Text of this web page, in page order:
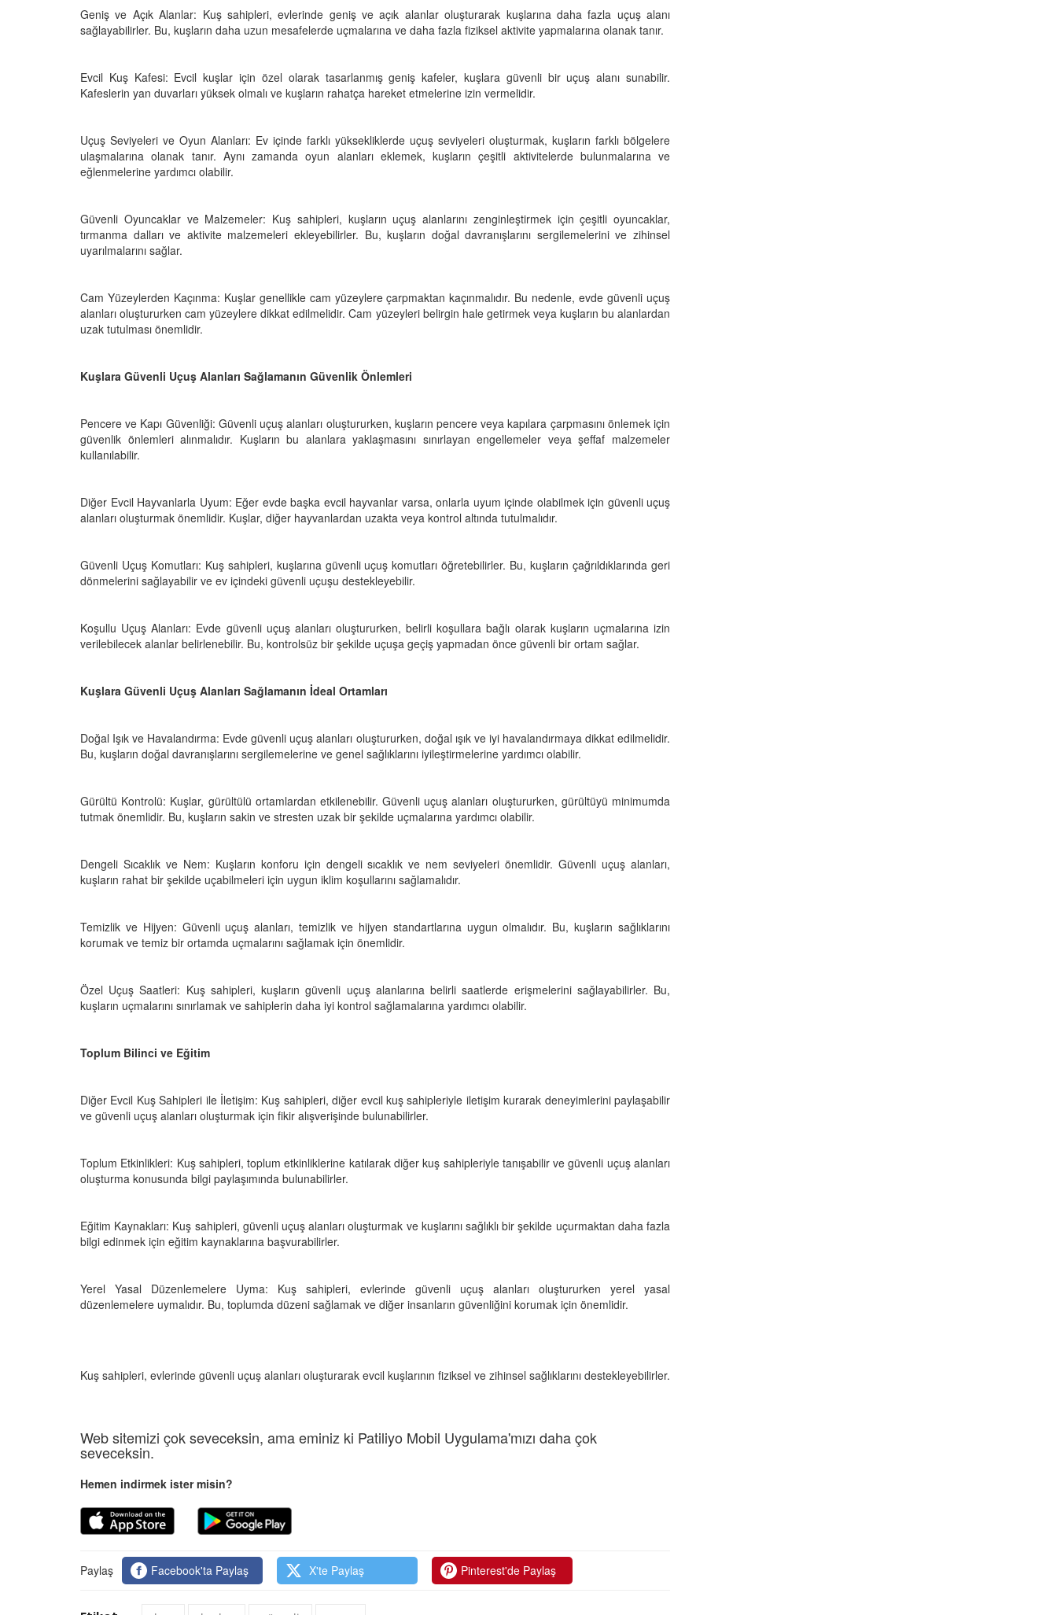
Geniş ve Açık Alanlar: Kuş sahipleri, evlerinde geniş ve açık alanlar oluşturarak kuşlarına daha fazla uçuş alanı
sağlayabilirler. Bu, kuşların daha uzun mesafelerde uçmalarına ve daha fazla fiziksel aktivite yapmalarına olanak tanır.
Evcil Kuş Kafesi: Evcil kuşlar için özel olarak tasarlanmış geniş kafeler, kuşlara güvenli bir uçuş alanı sunabilir.
Kafeslerin yan duvarları yüksek olmalı ve kuşların rahatça hareket etmelerine izin vermelidir.
Uçuş Seviyeleri ve Oyun Alanları: Ev içinde farklı yüksekliklerde uçuş seviyeleri oluşturmak, kuşların farklı bölgelere
ulaşmalarına olanak tanır. Aynı zamanda oyun alanları eklemek, kuşların çeşitli aktivitelerde bulunmalarına ve
eğlenmelerine yardımcı olabilir.
Güvenli Oyuncaklar ve Malzemeler: Kuş sahipleri, kuşların uçuş alanlarını zenginleştirmek için çeşitli oyuncaklar,
tırmanma dalları ve aktivite malzemeleri ekleyebilirler. Bu, kuşların doğal davranışlarını sergilemelerini ve zihinsel
uyarılmalarını sağlar.
Cam Yüzeylerden Kaçınma: Kuşlar genellikle cam yüzeylere çarpmaktan kaçınmalıdır. Bu nedenle, evde güvenli uçuş
alanları oluştururken cam yüzeylere dikkat edilmelidir. Cam yüzeyleri belirgin hale getirmek veya kuşların bu alanlardan
uzak tutulması önemlidir.
Kuşlara Güvenli Uçuş Alanları Sağlamanın Güvenlik Önlemleri
Pencere ve Kapı Güvenliği: Güvenli uçuş alanları oluştururken, kuşların pencere veya kapılara çarpmasını önlemek için
güvenlik önlemleri alınmalıdır. Kuşların bu alanlara yaklaşmasını sınırlayan engellemeler veya şeffaf malzemeler
kullanılabilir.
Diğer Evcil Hayvanlarla Uyum: Eğer evde başka evcil hayvanlar varsa, onlarla uyum içinde olabilmek için güvenli uçuş
alanları oluşturmak önemlidir. Kuşlar, diğer hayvanlardan uzakta veya kontrol altında tutulmalıdır.
Güvenli Uçuş Komutları: Kuş sahipleri, kuşlarına güvenli uçuş komutları öğretebilirler. Bu, kuşların çağrıldıklarında geri
dönmelerini sağlayabilir ve ev içindeki güvenli uçuşu destekleyebilir.
Koşullu Uçuş Alanları: Evde güvenli uçuş alanları oluştururken, belirli koşullara bağlı olarak kuşların uçmalarına izin
verilebilecek alanlar belirlenebilir. Bu, kontrolsüz bir şekilde uçuşa geçiş yapmadan önce güvenli bir ortam sağlar.
Kuşlara Güvenli Uçuş Alanları Sağlamanın İdeal Ortamları
Doğal Işık ve Havalandırma: Evde güvenli uçuş alanları oluştururken, doğal ışık ve iyi havalandırmaya dikkat edilmelidir.
Bu, kuşların doğal davranışlarını sergilemelerine ve genel sağlıklarını iyileştirmelerine yardımcı olabilir.
Gürültü Kontrolü: Kuşlar, gürültülü ortamlardan etkilenebilir. Güvenli uçuş alanları oluştururken, gürültüyü minimumda
tutmak önemlidir. Bu, kuşların sakin ve stresten uzak bir şekilde uçmalarına yardımcı olabilir.
Dengeli Sıcaklık ve Nem: Kuşların konforu için dengeli sıcaklık ve nem seviyeleri önemlidir. Güvenli uçuş alanları,
kuşların rahat bir şekilde uçabilmeleri için uygun iklim koşullarını sağlamalıdır.
Temizlik ve Hijyen: Güvenli uçuş alanları, temizlik ve hijyen standartlarına uygun olmalıdır. Bu, kuşların sağlıklarını
korumak ve temiz bir ortamda uçmalarını sağlamak için önemlidir.
Özel Uçuş Saatleri: Kuş sahipleri, kuşların güvenli uçuş alanlarına belirli saatlerde erişmelerini sağlayabilirler. Bu,
kuşların uçmalarını sınırlamak ve sahiplerin daha iyi kontrol sağlamalarına yardımcı olabilir.
Toplum Bilinci ve Eğitim
Diğer Evcil Kuş Sahipleri ile İletişim: Kuş sahipleri, diğer evcil kuş sahipleriyle iletişim kurarak deneyimlerini paylaşabilir
ve güvenli uçuş alanları oluşturmak için fikir alışverişinde bulunabilirler.
Toplum Etkinlikleri: Kuş sahipleri, toplum etkinliklerine katılarak diğer kuş sahipleriyle tanışabilir ve güvenli uçuş alanları
oluşturma konusunda bilgi paylaşımında bulunabilirler.
Eğitim Kaynakları: Kuş sahipleri, güvenli uçuş alanları oluşturmak ve kuşlarını sağlıklı bir şekilde uçurmaktan daha fazla
bilgi edinmek için eğitim kaynaklarına başvurabilirler.
Yerel Yasal Düzenlemelere Uyma: Kuş sahipleri, evlerinde güvenli uçuş alanları oluştururken yerel yasal
düzenlemelere uymalıdır. Bu, toplumda düzeni sağlamak ve diğer insanların güvenliğini korumak için önemlidir.
Kuş sahipleri, evlerinde güvenli uçuş alanları oluşturarak evcil kuşlarının fiziksel ve zihinsel sağlıklarını destekleyebilirler.
Web sitemizi çok seveceksin, ama eminiz ki Patiliyo Mobil Uygulama'mızı daha çok
seveceksin.
Hemen indirmek ister misin?
Paylaş Facebook'ta Paylaş X'te Paylaş Pinterest'de Paylaş